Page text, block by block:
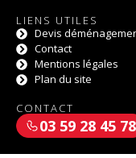
LIENS UTILES
Devis
Contact
Mentions légales
Plan du site
CONTACT
03 59 28 45 78